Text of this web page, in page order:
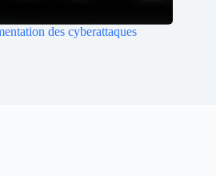
des cyberattaques